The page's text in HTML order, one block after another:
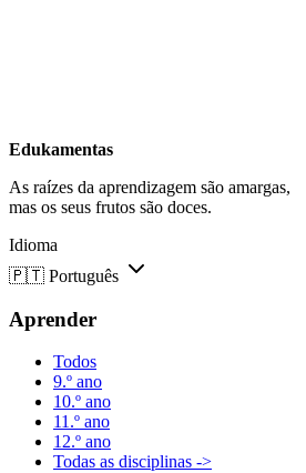
Edukamentas
As raízes da aprendizagem são amargas,
mas os seus frutos são doces.
Idioma
🇵🇹 Português
Aprender
Todos
9.º ano
10.º ano
11.º ano
12.º ano
Todas as disciplinas ->